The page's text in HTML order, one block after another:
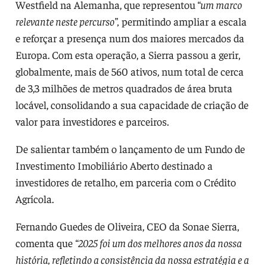
Westfield na Alemanha, que representou “um marco
relevante neste percurso”, permitindo ampliar a escala
e reforçar a presença num dos maiores mercados da
Europa. Com esta operação, a Sierra passou a gerir,
globalmente, mais de 560 ativos, num total de cerca
de 3,3 milhões de metros quadrados de área bruta
locável, consolidando a sua capacidade de criação de
valor para investidores e parceiros.
De salientar também o lançamento de um Fundo de
Investimento Imobiliário Aberto destinado a
investidores de retalho, em parceria com o Crédito
Agrícola.
Fernando Guedes de Oliveira, CEO da Sonae Sierra,
comenta que “2025 foi um dos melhores anos da nossa
história, refletindo a consistência da nossa estratégia e a